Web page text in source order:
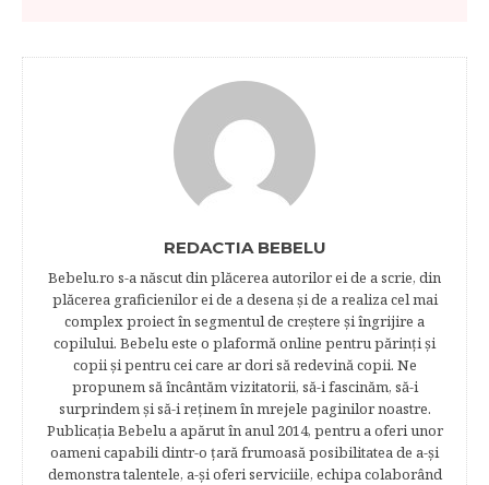
REDACTIA BEBELU
Bebelu.ro s-a născut din plăcerea autorilor ei de a scrie, din
plăcerea graficienilor ei de a desena şi de a realiza cel mai
complex proiect în segmentul de creştere şi îngrijire a
copilului. Bebelu este o plaformă online pentru părinţi şi
copii şi pentru cei care ar dori să redevină copii. Ne
propunem să încântăm vizitatorii, să-i fascinăm, să-i
surprindem şi să-i reţinem în mrejele paginilor noastre.​
Publicația Bebelu a apărut în anul 2014, pentru a oferi unor
oameni capabili dintr-o ţară frumoasă posibilitatea de a-şi
demonstra talentele, a-şi oferi serviciile, echipa colaborând